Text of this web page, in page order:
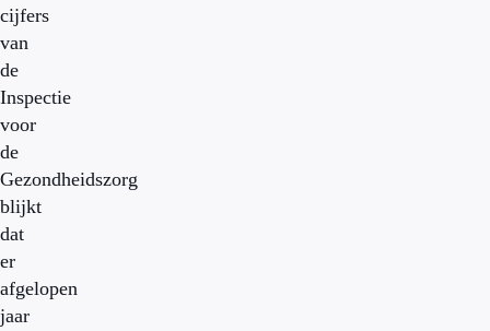
cijfers
van
de
Inspectie
voor
de
Gezondheidszorg
blijkt
dat
er
afgelopen
jaar